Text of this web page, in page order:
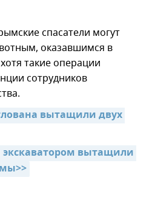
спасатели могут
оказавшимся в
такие операции
сотрудников
вытащили двух
экскаватором вытащили